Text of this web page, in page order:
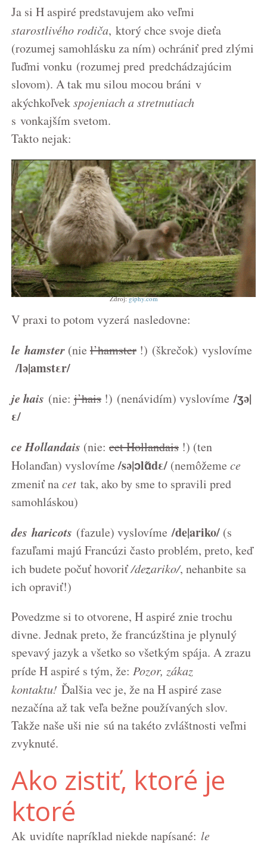
Ja si H aspiré predstavujem ako veľmi
starostlivého rodiča, ktorý chce svoje dieťa
(rozumej samohlásku za ním) ochrániť pred zlými
ľuďmi vonku (rozumej pred predchádzajúcim
slovom). A tak mu silou mocou bráni v
akýchkoľvekspojeniach a stretnutiach
s vonkajším svetom.
Takto nejak:
Zdroj:giphy.com
V praxi to potom vyzerá nasledovne:
le hamster (nie l’hamster !) (škrečok) vyslovíme
/lə|amstεr/
je hais (nie: j’hais !) (nenávidím) vyslovíme/ʒə|
ε/
ce Hollandais (nie: cet Hollandais !) (ten
Holanďan) vyslovíme/sə|ɔlɑ̃dε/ (nemôžeme ce
zmeniť nacet tak, ako by sme to spravili pred
samohláskou)
des haricots (fazule) vyslovíme/de|ariko/ (s
fazuľami majú Francúzi často problém, preto, keď
ich budete počuť hovoriť/dezariko/, nehanbite sa
ich opraviť!)
Povedzme si to otvorene, H aspiré znie trochu
divne. Jednak preto, že francúzština je plynulý
spevavý jazyk a všetko so všetkým spája. A zrazu
príde H aspiré s tým, že: Pozor, zákaz
kontaktu! Ďalšia vec je, že na H aspiré zase
nezačína až tak veľa bežne používaných slov.
Takže naše uši nie sú na takéto zvláštnosti veľmi
zvyknuté.
Ako zistiť, ktoré je
ktoré
Ak uvidíte napríklad niekde napísané: le